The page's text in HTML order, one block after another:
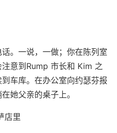
。一说，一做；你在陈列室
意到Rump 市长和 Kim 之
车库。在办公室向约瑟芬报
她父亲的桌子上。
店里